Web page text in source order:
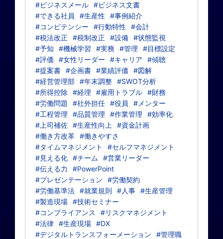
#ビジネスメール #ビジネス文書
#できる社員
#生産性
#事例紹介
#コンピテンシー
#行動特性
#会計
#税法改正
#税制改正 #設備 #状態監視
#予知
#機械学習 #実務 #管理
#目標設定
#評価
#女性リーダー #キャリア
#傾聴
#提案書 #企画書 #業績評価
#図解
#経営管理部 #年末調整 #SWOT分析
#所得控除
#経理 #雇用トラブル #財務
#労働問題
#社外担任 #役員
#メンター
#工程管理
#品質管理 #作業管理
#効率化
#上司補佐 #生産性向上
#資金計画
#働き方改革 #働きやすさ
#タイムマネジメント
#セルフマネジメント
#見える化 #チーム
#営業リーダー
#伝える力
#PowerPoint
#プレゼンテーション
#労働契約
#労働基準法 #就業規則 #人事 #生産管理
#製造現場 #技術セミナー
#コンプライアンス
#リスクマネジメント
#法律 #生産現場 #DX
#デジタルトランスフォーメーション
#管理職